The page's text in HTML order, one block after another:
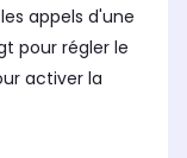
appels d'une
pour régler le
activer la